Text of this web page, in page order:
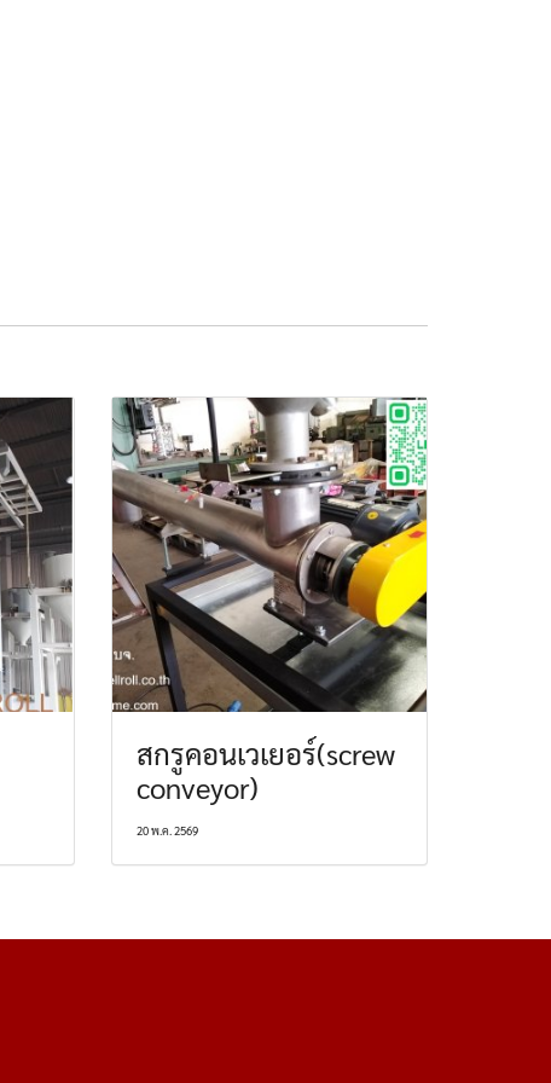
สกรูคอนเวเยอร์(screw
conveyor)
20 พ.ค. 2569